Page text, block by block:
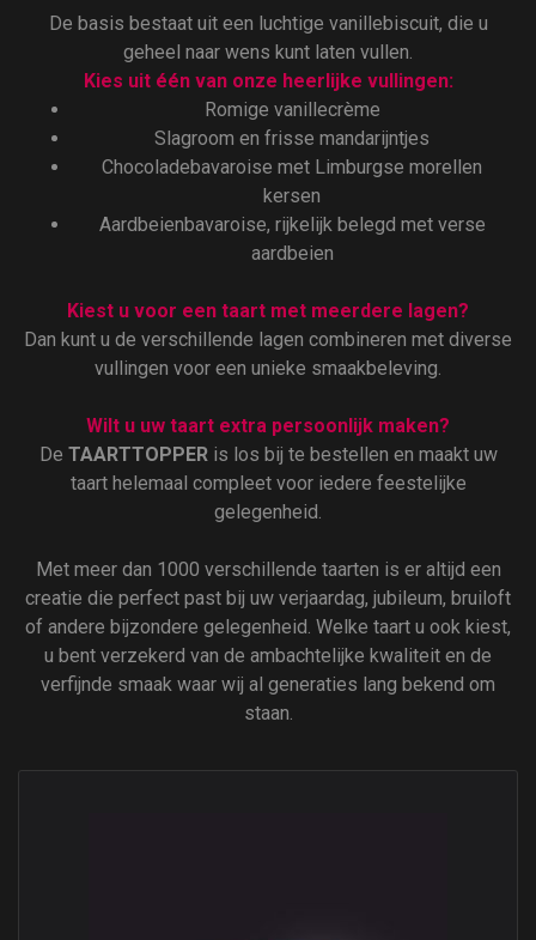
De basis bestaat uit een luchtige vanillebiscuit, die u
geheel naar wens kunt laten vullen.
Kies uit één van onze heerlijke vullingen:
Romige vanillecrème
Slagroom en frisse mandarijntjes
Chocoladebavaroise met Limburgse morellen
kersen
Aardbeienbavaroise, rijkelijk belegd met verse
aardbeien
Kiest u voor een taart met meerdere lagen?
Dan kunt u de verschillende lagen combineren met diverse
vullingen voor een unieke smaakbeleving.
Wilt u uw taart extra persoonlijk maken?
De TAARTTOPPERis los bij te bestellen en maakt uw
taart helemaal compleet voor iedere feestelijke
gelegenheid.
Met meer dan 1000 verschillende taarten is er altijd een
creatie die perfect past bij uw verjaardag, jubileum, bruiloft
of andere bijzondere gelegenheid. Welke taart u ook kiest,
u bent verzekerd van de ambachtelijke kwaliteit en de
verfijnde smaak waar wij al generaties lang bekend om
staan.